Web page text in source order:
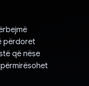
përdoret
që nëse